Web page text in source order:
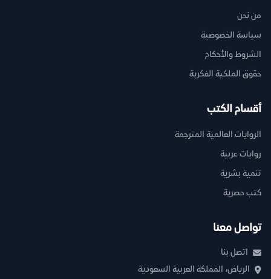
من نحن
سياسة الخصوصية
الشروط والأحكام
حقوق الملكية الفكرية
أقسام الكتب
الروايات العالمية المترجمة
روايات عربية
تنمية بشرية
كتب حصرية
تواصل معنا
اتصل بنا
الرياض، المملكة العربية السعودية